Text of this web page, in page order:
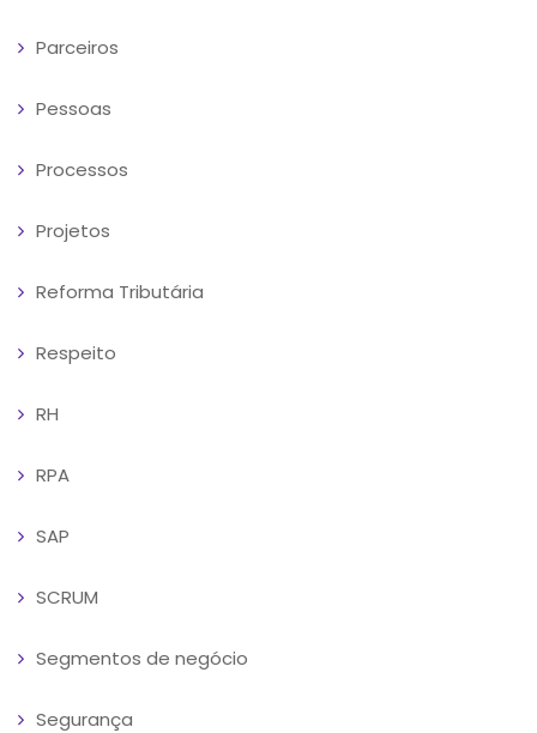
Parceiros
Pessoas
Processos
Projetos
Reforma Tributária
Respeito
RH
RPA
SAP
SCRUM
Segmentos de negócio
Segurança